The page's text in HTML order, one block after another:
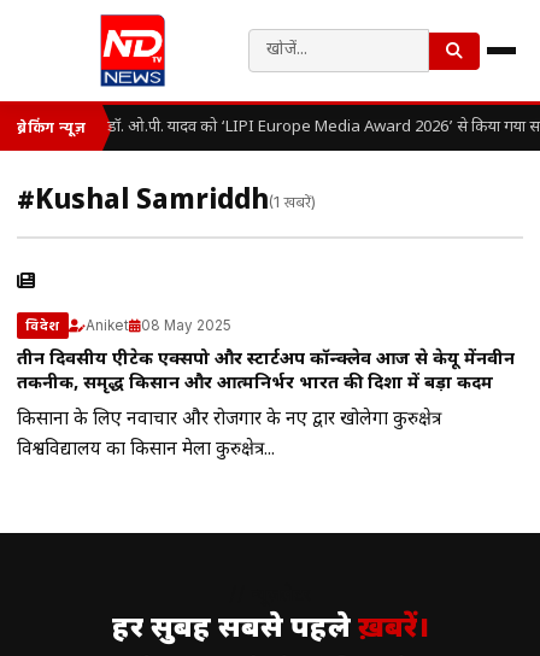
ब्रेकिंग न्यूज़ डॉ. ओ.पी. यादव को ‘LIPI Europe Media Award 2026’ से किया गया
#Kushal Samriddh(1 खबरें)
विदेश Aniket 08 May 2025
तीन दिवसीय एग्रीटेक एक्सपो और स्टार्टअप कॉन्क्लेव आज से केयू मेंनवीन
तकनीक, समृद्ध किसान और आत्मनिर्भर भारत की दिशा में बड़ा कदम
किसानों के लिए नवाचार और रोजगार के नए द्वार खोलेगा कुरुक्षेत्र
विश्वविद्यालय का किसान मेला कुरुक्षेत्र...
हर सुबह सबसे पहलेख़बरें।